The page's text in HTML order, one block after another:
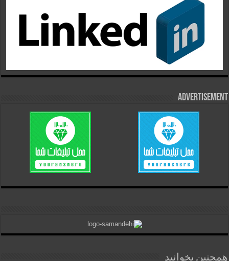
Advertisement
همچنین بخوانید